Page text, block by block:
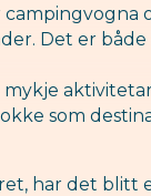
Det er
som
har det blitt